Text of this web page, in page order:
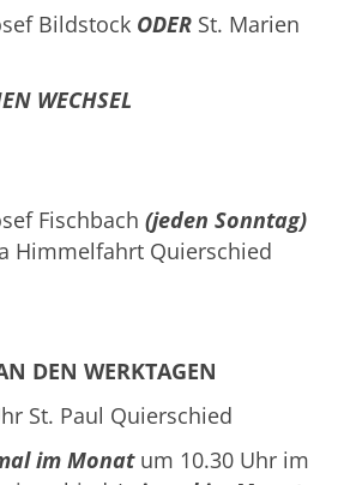
Bildstock ODER St. Marien
WECHSEL
Fischbach (jeden Sonntag)
Quierschied
DEN WERKTAGEN
St. Paul Quierschied
im Monatum 10.30 Uhr im